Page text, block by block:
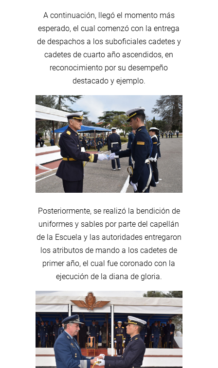
A continuación, llegó el momento más
esperado, el cual comenzó con la entrega
de despachos a los suboficiales cadetes y
cadetes de cuarto año ascendidos, en
reconocimiento por su desempeño
destacado y ejemplo.
Posteriormente, se realizó la bendición de
uniformes y sables por parte del capellán
de la Escuela y las autoridades entregaron
los atributos de mando a los cadetes de
primer año, el cual fue coronado con la
ejecución de la diana de gloria.